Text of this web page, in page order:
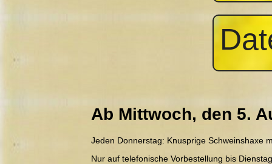
Ab Mittwoch, den 5.
Jeden Donnerstag: Knusprige Schweinshaxe
Nur auf telefonische Vorbestellung bis